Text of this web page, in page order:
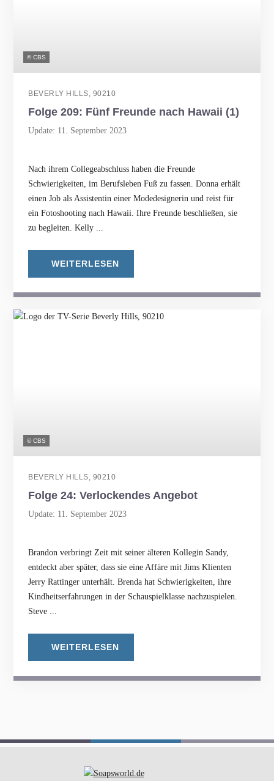
© CBS
BEVERLY HILLS, 90210
Folge 209: Fünf Freunde nach Hawaii (1)
Update: 11. September 2023
Nach ihrem Collegeabschluss haben die Freunde
Schwierigkeiten, im Berufsleben Fuß zu fassen. Donna erhält
einen Job als Assistentin einer Modedesignerin und reist für
ein Fotoshooting nach Hawaii. Ihre Freunde beschließen, sie
zu begleiten. Kelly ...
WEITERLESEN
© CBS
BEVERLY HILLS, 90210
Folge 24: Verlockendes Angebot
Update: 11. September 2023
Brandon verbringt Zeit mit seiner älteren Kollegin Sandy,
entdeckt aber später, dass sie eine Affäre mit Jims Klienten
Jerry Rattinger unterhält. Brenda hat Schwierigkeiten, ihre
Kindheitserfahrungen in der Schauspielklasse nachzuspielen.
Steve ...
WEITERLESEN